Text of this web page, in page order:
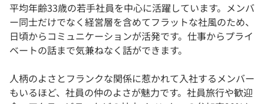
平均年齢33歳の若⼿社員を中心に活躍しています。メンバ
ー同士だけでなく経営層を含めてフラットな社風のため、
日頃からコミュニケーションが活発です。仕事からプライ
ベートの話まで気兼ねなく話ができます。
人柄のよさとフランクな関係に惹かれて入社するメンバー
もいるほど、社員の仲のよさが魅力です。社員旅行や歓迎